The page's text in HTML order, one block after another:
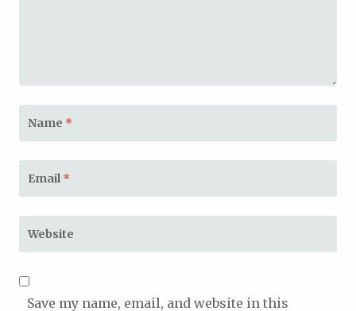
Name *
Email *
Website
Save my name, email, and website in this